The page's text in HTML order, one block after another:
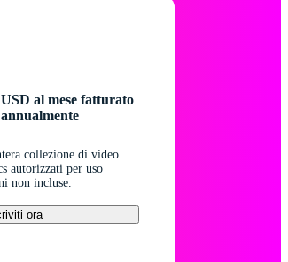
USD al mese fatturato
annualmente
collezione di video
autorizzati per uso
non incluse.
ora